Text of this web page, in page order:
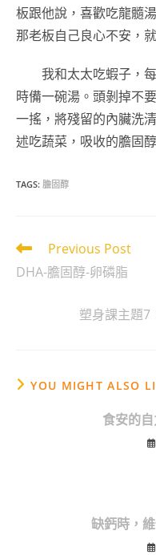
板跟他說，喜歡吃龍髓
那老板自己良心不安，
我和太太吃蝦子，每
時備一碗湯。頭剝掉不
一搖，將殘留的內臟洗
述吃蔬菜，吸收的膽固
TAGS: 膽固醇
Read
articles
Previous Post
DHA-膽固醇-卵磷脂
塑身課主題7
YOU MIGHT ALSO
食安的
缺鈣時，